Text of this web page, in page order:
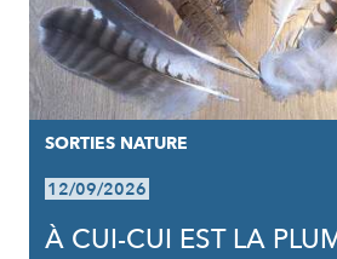
SORTIES NATURE
12/09/2026
À CUI-CUI EST LA